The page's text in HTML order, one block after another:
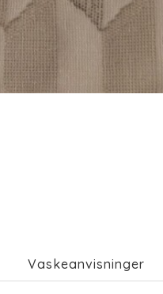
Vaskeanvisninger